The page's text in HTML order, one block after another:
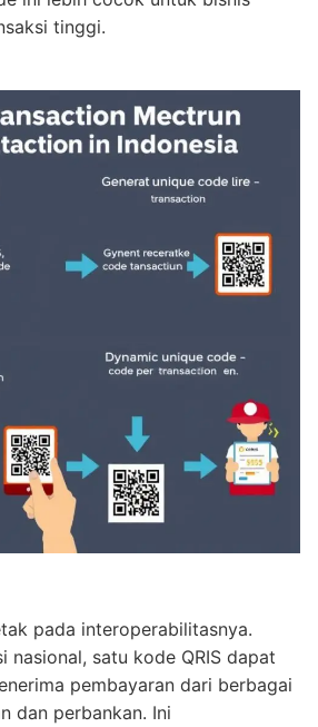
tinggi.
pada interoperabilitasnya.
nasional, satu kode QRIS dapat
pembayaran dari berbagai
dan perbankan. Ini